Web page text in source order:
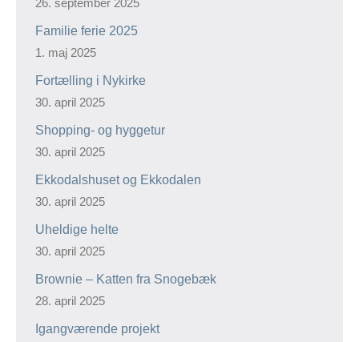
Familie ferie 2025
1. maj 2025
Fortælling i Nykirke
30. april 2025
Shopping- og hyggetur
30. april 2025
Ekkodalshuset og Ekkodalen
30. april 2025
Uheldige helte
30. april 2025
Brownie – Katten fra Snogebæk
28. april 2025
Igangværende projekt